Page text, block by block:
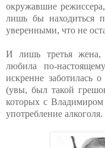
окружавшие
лишь бы находиться
уверенными, что не
И лишь третья жена,
любила по-
искренне заботилась
(увы, был такой
которых с
употребление алкоголя.